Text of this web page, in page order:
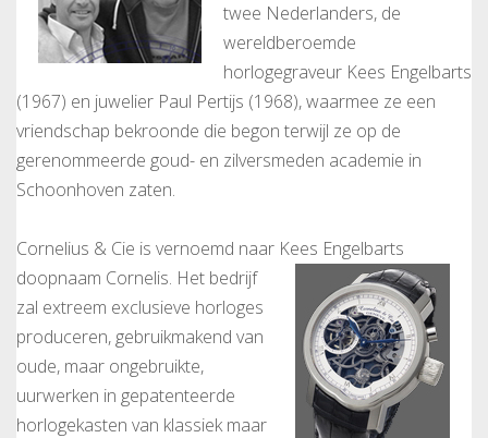
twee Nederlanders, de
wereldberoemde
horlogegraveur Kees Engelbarts
(1967) en juwelier Paul Pertijs (1968), waarmee ze een
vriendschap bekroonde die begon terwijl ze op de
gerenommeerde goud- en zilversmeden academie in
Schoonhoven zaten.
Cornelius & Cie is vernoemd naar Kees Engelbarts
doopnaam Cornelis. Het bedrijf
zal extreem exclusieve horloges
produceren, gebruikmakend van
oude, maar ongebruikte,
uurwerken in gepatenteerde
horlogekasten van klassiek maar